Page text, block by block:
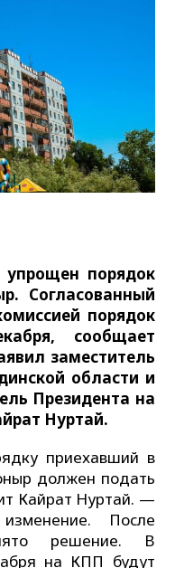
упрощен порядок
Согласованный
порядок
сообщает
заместитель
области и
Президента на
Нуртай.
приехавший в
должен подать
Кайрат Нуртай. —
После
решение. В
на КПП будут